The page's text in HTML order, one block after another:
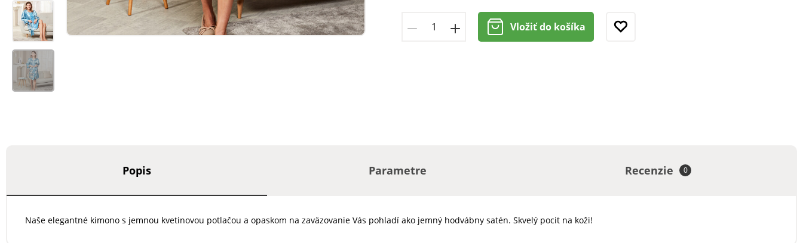
Vložiť do košíka
Popis Parametre Recenzie 0
Naše elegantné kimono s jemnou kvetinovou potlačou a opaskom na zaväzovanie Vás pohladí ako jemný hodvábny satén. Skvelý pocit na koži!